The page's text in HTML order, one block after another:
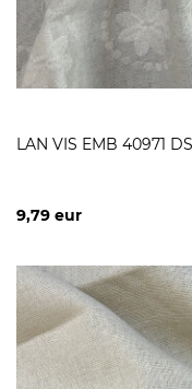
LAN VIS EMB 40971
9,79 eur